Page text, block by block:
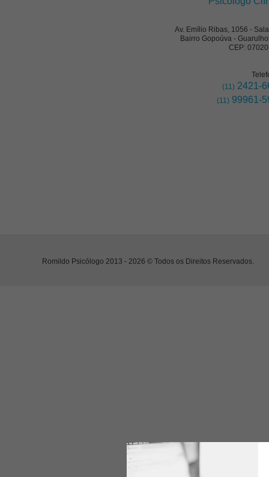
Av. Emílio Ribas, 1056 -
Bairro Gopoúva -
CEP:
(11) 2421-
(11) 99961-
Romildo Psicólogo 2013 - 2026 © Todos os Direitos Reservados.